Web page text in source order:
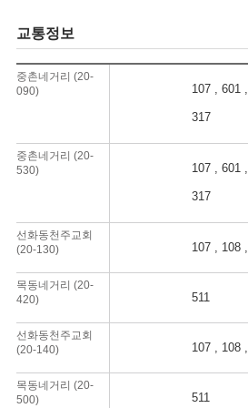
교통정보
중촌네거리 (20-
090)
107 , 601
317
중촌네거리 (20-
530)
107 , 601
317
선화동천주교회
(20-130)
107 , 108
목동네거리 (20-
420)
511
선화동천주교회
(20-140)
107 , 108
목동네거리 (20-
500)
511